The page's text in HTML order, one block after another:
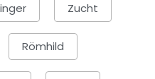
Zucht
Römhild